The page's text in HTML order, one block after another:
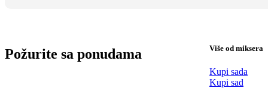
Požurite sa ponudama Više od miksera
Kupi sada
Kupi sad